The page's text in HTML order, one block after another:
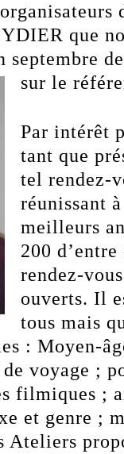
que
sur le
Par intérêt
tant que
tel rendez-
réunissant
meilleurs
200
rendez-
ouverts. Il
tous mais
: Moyen-
voyage ;
filmiques ;
et genre ;
Ateliers